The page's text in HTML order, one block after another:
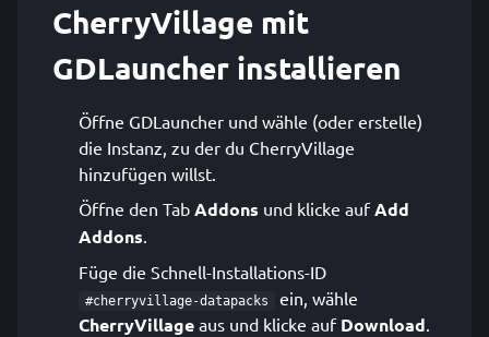
CherryVillage mit
GDLauncher installieren
Öffne GDLauncher und wähle (oder erstelle)
die Instanz, zu der du CherryVillage
hinzufügen willst.
Öffne den Tab Addons und klicke aufAdd
Addons.
Füge die Schnell-Installations-ID
#cherryvillage-datapacks ein, wähle
CherryVillage aus und klicke auf Download.